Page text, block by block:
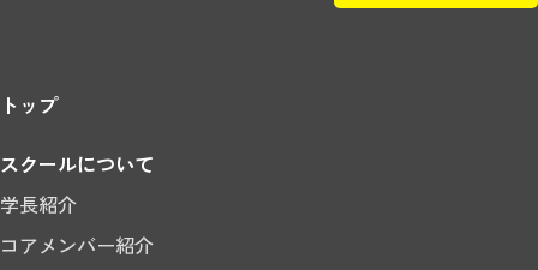
トップ
スクールについて
学長紹介
コアメンバー紹介